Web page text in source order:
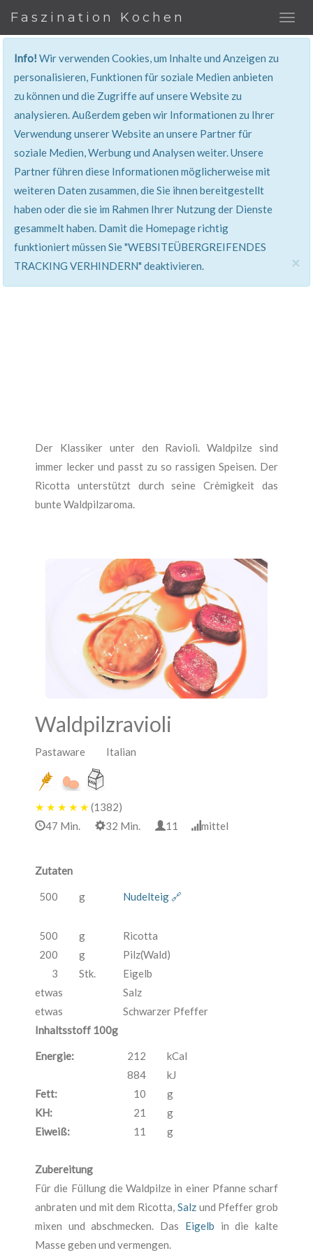
Faszination Kochen
Info!Wir verwenden Cookies, um Inhalte und Anzeigen zu
personalisieren, Funktionen für soziale Medien anbieten
zu können und die Zugriffe auf unsere Website zu
analysieren. Außerdem geben wir Informationen zu Ihrer
Verwendung unserer Website an unsere Partner für
soziale Medien, Werbung und Analysen weiter. Unsere
Partner führen diese Informationen möglicherweise mit
weiteren Daten zusammen, die Sie ihnen bereitgestellt
haben oder die sie im Rahmen Ihrer Nutzung der Dienste
gesammelt haben. Damit die Homepage richtig
funktioniert müssen Sie "WEBSITEÜBERGREIFENDES
TRACKING VERHINDERN" deaktivieren.
×
REZEPT
Super erklärt & lecker...!
Der Klassiker unter den Ravioli. Waldpilze sind
immer lecker und passt zu so rassigen Speisen. Der
Ricotta unterstützt durch seine Crèmigkeit das
bunte Waldpilzaroma.
Waldpilzravioli
Pastaware Italian
★ ★ ★ ★ ★ (1382)
47 Min.
32 Min. 11 mittel
Zutaten
500 g Nudelteig 🔗
500 g
Ricotta
200
g
Pilz(Wald)
3
Stk.
Eigelb
etwas
Salz
etwas
Schwarzer Pfeffer
Inhaltsstoff 100g
Energie: 212
kCal
884
kJ
Fett:
10
g
KH:
21
g
Eiweiß:
11 g
Zubereitung
Für die Füllung die Waldpilze in einer Pfanne scharf
anbraten und mit dem Ricotta, Salzund Pfeffer grob
mixen und abschmecken. Das Eigelb in die kalte
Masse geben und vermengen.